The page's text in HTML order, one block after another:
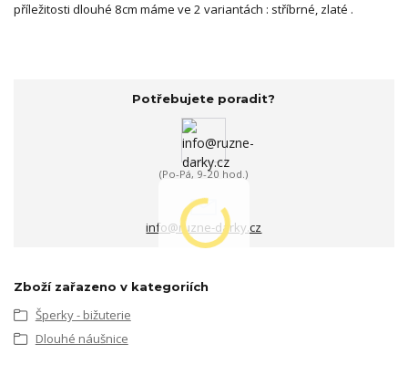
příležitosti dlouhé 8cm máme ve 2 variantách : stříbrné, zlaté .
Potřebujete poradit?
(Po-Pá, 9-20 hod.)
info@ruzne-darky.cz
Zboží zařazeno v kategoriích
Šperky - bižuterie
Dlouhé náušnice